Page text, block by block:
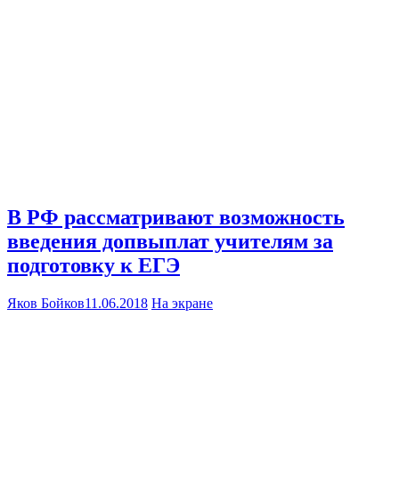
В РФ рассматривают возможность
введения допвыплат учителям за
подготовку к ЕГЭ
Яков Бойков11.06.2018 На экране